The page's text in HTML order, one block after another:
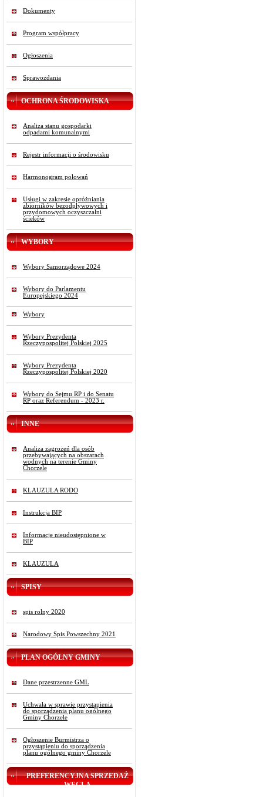
Dokumenty
Program współpracy
Ogłoszenia
Sprawozdania
OCHRONA ŚRODOWISKA
Analiza stanu gospodarki
odpadami komunalnymi
Rejestr informacji o środowisku
Harmonogram polowań
Usługi w zakresie opróżniania
zbiorników bezodpływowych i
przydomowych oczyszczalni
ścieków
WYBORY
Wybory Samorządowe 2024
Wybory do Parlamentu
Europejskiego 2024
Wybory
Wybory Prezydenta
Rzeczypospolitej Polskiej 2025
Wybory Prezydenta
Rzeczypospolitej Polskiej 2020
Wybory do Sejmu RP i do Senatu
RP oraz Referendum - 2023 r.
INNE
Analiza zagrożeń dla osób
przebywających na obszarach
wodnych na terenie Gminy
Chorzele
KLAUZULA RODO
Instrukcja BIP
Informacje nieudostępnione w
BIP
KLAUZULA
SPISY
spis rolny 2020
Narodowy Spis Powszechny 2021
PLAN OGÓLNY GMINY
Dane przestrzenne GML
Uchwała w sprawie przystąpienia
do sporządzenia planu ogólnego
Gminy Chorzele
Ogłoszenie Burmistrza o
przystąpieniu do sporządzenia
planu ogólnego gminy Chorzele
PREFERENCYJNA SPRZEDAŻ
WĘGLA